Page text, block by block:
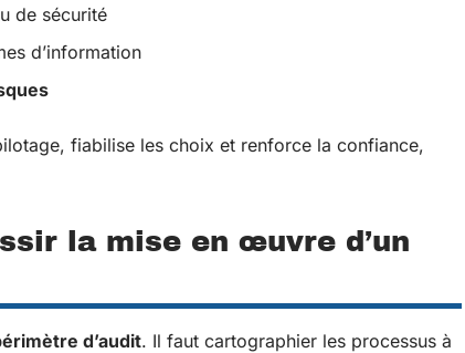
de sécurité
d’information
fiabilise les choix et renforce la confiance,
la mise en œuvre d’un
d’audit. Il faut cartographier les processus à